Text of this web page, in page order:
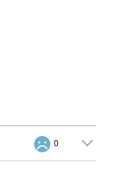
0